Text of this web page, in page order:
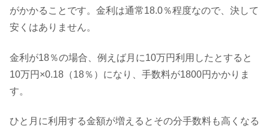
がかかることです。金利は通常18.0％程度なので、決して
安くはありません。
金利が18％の場合、例えば月に10万円利用したとすると
10万円×0.18（18％）になり、手数料が1800円かかりま
す。
ひと月に利用する金額が増えるとその分手数料も高くなる